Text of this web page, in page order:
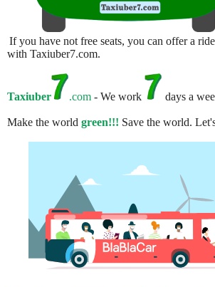
If you have not free seats, you can offer a
with Taxiuber7.com.
Taxiuber .com - We work days a
Make the world green!!! Save the world.